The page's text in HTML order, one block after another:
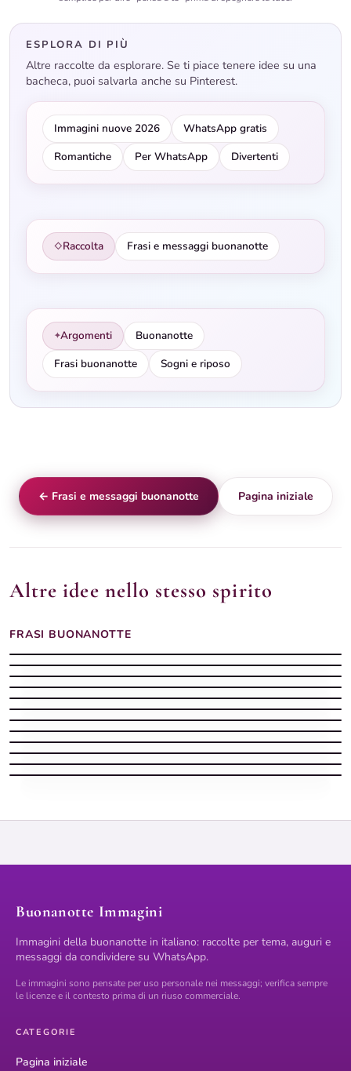
ESPLORA DI PIÙ
Altre raccolte da esplorare. Se ti piace tenere idee su una
bacheca, puoi salvarla anche su Pinterest.
Immagini nuove 2026
WhatsApp gratis
Romantiche
Per WhatsApp Divertenti
◇Raccolta Frasi e messaggi buonanotte
✦Argomenti
Buonanotte
Frasi buonanotte
Sogni e riposo
Altre idee nello stesso spirito
FRASI BUONANOTTE
Buonanotte frase con parole dolci
Buonanotte frase con messaggio dolce
Frasi buonanotte luna piena
Buonanotte frase con pensiero serale
Buonanotte frase con pensiero scritto
Buonanotte frase con testo dolce
Frasi buonanotte margherita bianca
Buonanotte frase con messaggio pensato
Frasi buonanotte: una luce nella notte come carezza silenziosa
Buonanotte frase con parole calorose
Buonanotte Frasi
← Frasi e messaggi buonanotte Pagina iniziale
Buonanotte Immagini
Immagini della buonanotte in italiano: raccolte per tema, auguri e
messaggi da condividere su WhatsApp.
Le immagini sono pensate per uso personale nei messaggi; verifica sempre
le licenze e il contesto prima di un riuso commerciale.
CATEGORIE
Pagina iniziale